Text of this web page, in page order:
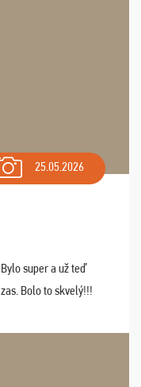
25.05.2026
super a už teď
Bolo to skvelý!!!